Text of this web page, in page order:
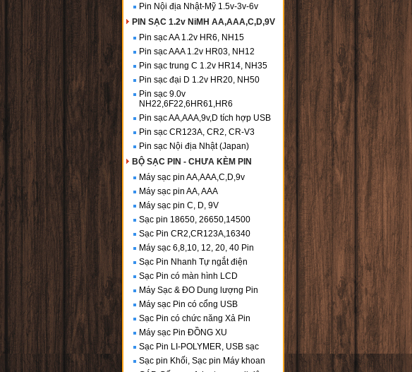
Pin Nội địa Nhật-Mỹ 1.5v-3v-6v
PIN SẠC 1.2v NiMH AA,AAA,C,D,9V
Pin sạc AA 1.2v HR6, NH15
Pin sạc AAA 1.2v HR03, NH12
Pin sạc trung C 1.2v HR14, NH35
Pin sạc đại D 1.2v HR20, NH50
Pin sạc 9.0v
NH22,6F22,6HR61,HR6
Pin sạc AA,AAA,9v,D tích hợp USB
Pin sạc CR123A, CR2, CR-V3
Pin sạc Nội địa Nhật (Japan)
BỘ SẠC PIN - CHƯA KÈM PIN
Máy sạc pin AA,AAA,C,D,9v
Máy sạc pin AA, AAA
Máy sạc pin C, D, 9V
Sạc pin 18650, 26650,14500
Sạc Pin CR2,CR123A,16340
Máy sạc 6,8,10, 12, 20, 40 Pin
Sạc Pin Nhanh Tự ngắt điện
Sạc Pin có màn hình LCD
Máy Sạc & ĐO Dung lượng Pin
Máy sạc Pin có cổng USB
Sạc Pin có chức năng Xả Pin
Máy sạc Pin ĐỒNG XU
Sạc Pin LI-POLYMER, USB sạc
Sạc pin Khối, Sạc pin Máy khoan